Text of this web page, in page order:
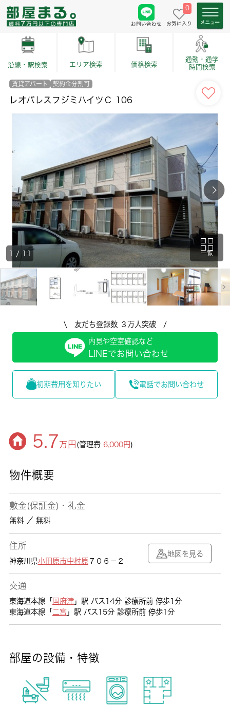
お問い合わせ
0
お気に入り
沿線・駅検索 エリア検索 価格検索
通勤・通学
時間検索
賃貸アパート 契約金分割可
レオパレスフジミハイツＣ 106
一覧
1 / 11
\ 友だち登録数 ３万人突破 /
内見や空室確認など
LINEでお問い合わせ
初期費用を知りたい 電話でお問い合わせ
5.7万円 (管理費 6,000円)
物件概要
敷金(保証金)・礼金
無料 ／ 無料
住所
神奈川県小田原市中村原７０６－２
地図を見る
交通
東海道本線「 国府津」駅 バス14分 診療所前 停歩1分
東海道本線「 二宮」駅 バス15分 診療所前 停歩1分
部屋の設備・特徴